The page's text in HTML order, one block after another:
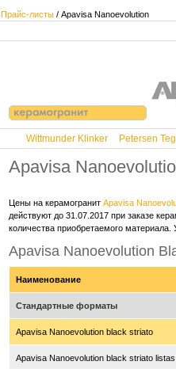
Прайс-листы / Apavisa Nanoevolution
Wittmunder Klinker Petersen Tegl
Apavisa
Цены на керамогранит Apavisa
действуют до 31.07.2017 при заказе
количества приобретаемого
Apavisa Nanoevolution
Наименование
Стандартные форматы
Apavisa Nanoevolution black striato
Apavisa Nanoevolution black striato